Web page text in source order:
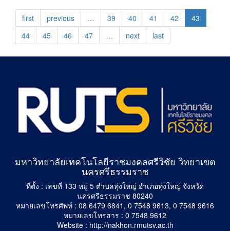
first previous … 39 40 41 42
43
44
45 46 47 … next last
มหาวิทยาลัยเทคโนโลยีราชมงคลศรีวิชัย วิทยาเขต
นครศรีธรรมราช
ที่ตั้ง : เลขที่ 133 หมู่ 5 ตำบลทุ่งใหญ่ อำเภอทุ่งใหญ่ จังหวัด
นครศรีธรรมราช 80240
หมายเลขโทรศัพท์ : 08 6479 6841, 0 7548 9613, 0 7548 9616
หมายเลขโทรสาร : 0 7548 9612
Website : http://nakhon.rmutsv.ac.th